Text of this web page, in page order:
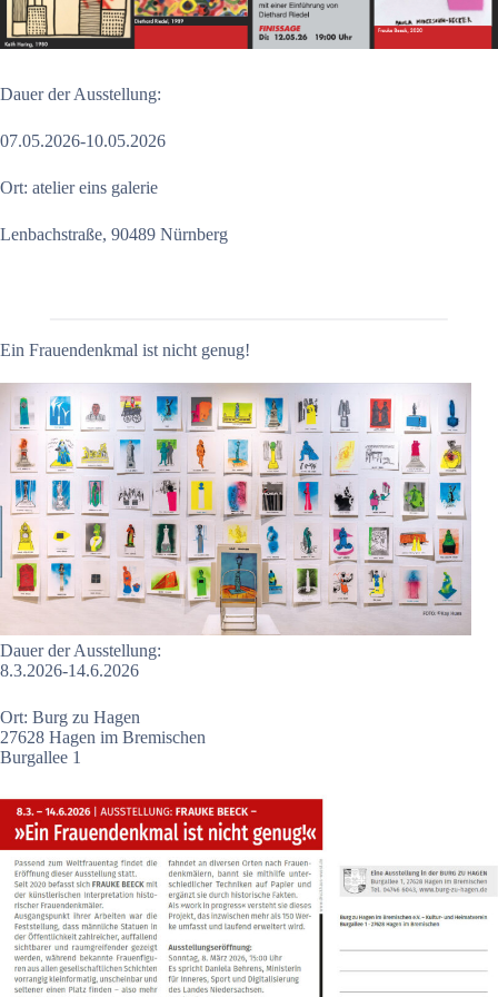
Dauer der Ausstellung:
07.05.2026-10.05.2026
Ort: atelier eins galerie
Lenbachstraße, 90489 Nürnberg
Ein Frauendenkmal ist nicht genug!
Dauer der Ausstellung:
8.3.2026-14.6.2026
Ort: Burg zu Hagen
27628 Hagen im Bremischen
Burgallee 1